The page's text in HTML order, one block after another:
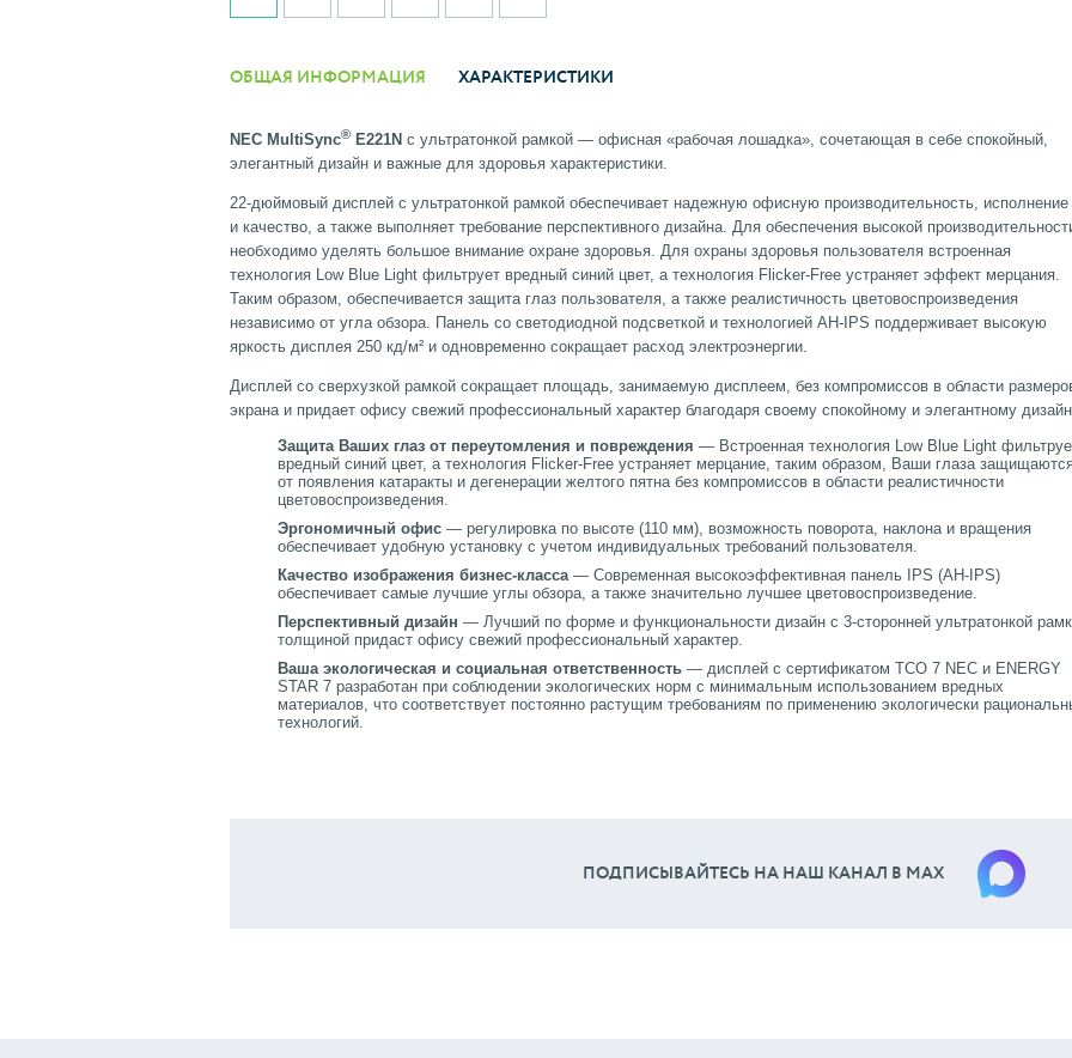
ОБЩАЯ ИНФОРМАЦИЯ ХАРАКТЕРИСТИКИ
NEC MultiSync® E221N с ультратонкой рамкой — офисная «рабочая лошадка», сочетающая в себе спокойный,
элегантный дизайн и важные для здоровья характеристики.
22-дюймовый дисплей с ультратонкой рамкой обеспечивает надежную офисную производительность, исполнение
и качество, а также выполняет требование перспективного дизайна. Для обеспечения высокой
необходимо уделять большое внимание охране здоровья. Для охраны здоровья пользователя встроенная
технология Low Blue Light фильтрует вредный синий цвет, а технология Flicker-Free устраняет эффект мерцания.
Таким образом, обеспечивается защита глаз пользователя, а также реалистичность цветовоспроизведения
независимо от угла обзора. Панель со светодиодной подсветкой и технологией AH-IPS поддерживает высокую
яркость дисплея 250 кд/м² и одновременно сокращает расход электроэнергии.
Дисплей со сверхузкой рамкой сокращает площадь, занимаемую дисплеем, без компромиссов в области
экрана и придает офису свежий профессиональный характер благодаря своему спокойному и элегантному
Защита Ваших глаз от переутомления и повреждения — Встроенная технология Low Blue Light
вредный синий цвет, а технология Flicker-Free устраняет мерцание, таким образом, Ваши глаза
от появления катаракты и дегенерации желтого пятна без компромиссов в области реалистичности
цветовоспроизведения.
Эргономичный офис — регулировка по высоте (110 мм), возможность поворота, наклона и вращения
обеспечивает удобную установку с учетом индивидуальных требований пользователя.
Качество изображения бизнес-класса— Современная высокоэффективная панель IPS (AH-IPS)
обеспечивает самые лучшие углы обзора, а также значительно лучшее цветовоспроизведение.
Перспективный дизайн — Лучший по форме и функциональности дизайн с 3-сторонней ультратонкой
толщиной придаст офису свежий профессиональный характер.
Ваша экологическая и социальная ответственность — дисплей с сертификатом TCO 7 NEC и ENERGY
STAR 7 разработан при соблюдении экологических норм с минимальным использованием вредных
материалов, что соответствует постоянно растущим требованиям по применению экологически
технологий.
ПОДПИСЫВАЙТЕСЬ НА НАШ КАНАЛ В МАХ